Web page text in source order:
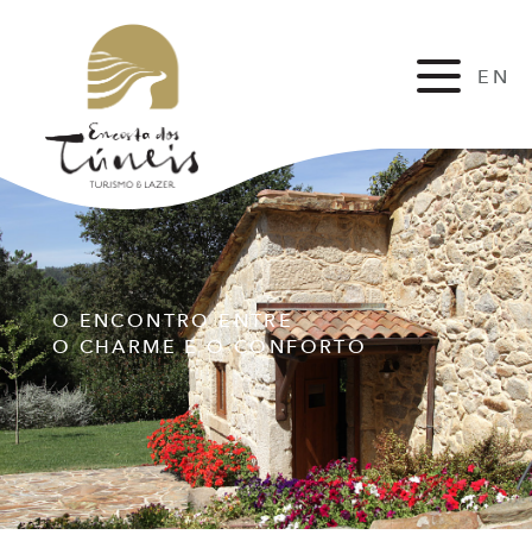
EN
O ENCONTRO ENTRE
O CHARME E O CONFORTO